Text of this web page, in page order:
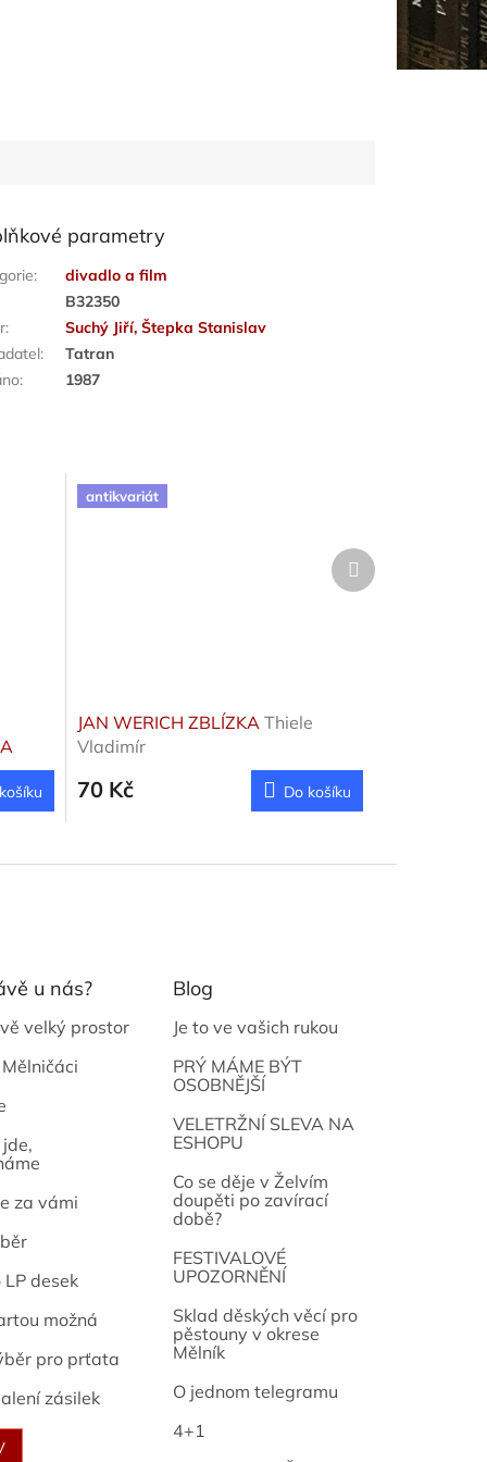
parametry
:
divadlo a film
B32350
:
Suchý Jiří, Štepka Stanislav
:
Tatran
: 1987
antikvariát
JAN WERICH ZBLÍZKA Thiele
Vladimír
70 Kč Do košíku
Další
produkt
u nás?
velký prostor
za vámi
desek
možná
pro prťata
zásilek
Blog
Je to ve vašich rukou
PRÝ MÁME BÝT
OSOBNĚJŠÍ
VELETRŽNÍ SLEVA NA
ESHOPU
Co se děje v Želvím
doupěti po zavírací
době?
FESTIVALOVÉ
UPOZORNĚNÍ
Sklad děských věcí pro
pěstouny v okrese
Mělník
O jednom telegramu
4+1